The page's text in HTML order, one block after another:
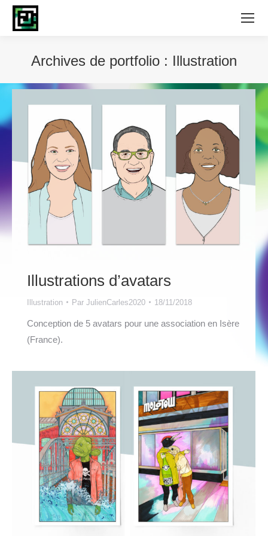
Archives de portfolio : Illustration
Illustrations d’avatars
Illustration Par JulienCarles2020 18/11/2018
Conception de 5 avatars pour une association en Isère
(France).